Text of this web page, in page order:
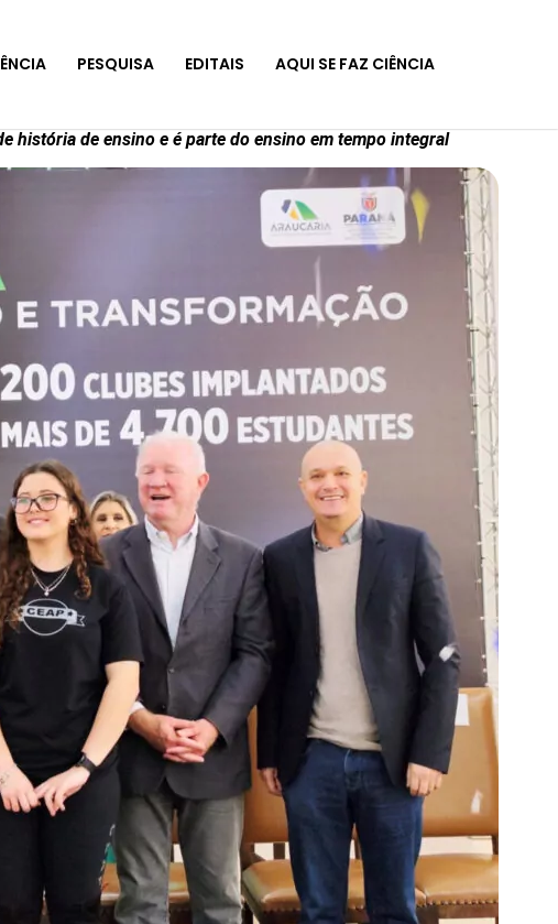
PESQUISA EDITAIS AQUI SE FAZ CIÊNCIA
história de ensino e é parte do ensino em tempo integral